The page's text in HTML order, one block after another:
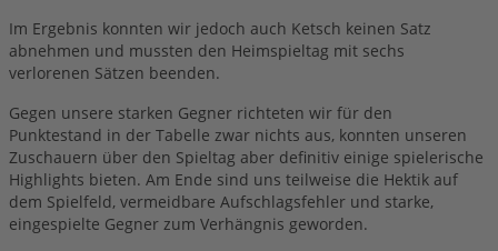
Im Ergebnis konnten wir jedoch auch Ketsch keinen Satz
abnehmen und mussten den Heimspieltag mit sechs
verlorenen Sätzen beenden.
Gegen unsere starken Gegner richteten wir für den
Punktestand in der Tabelle zwar nichts aus, konnten unseren
Zuschauern über den Spieltag aber definitiv einige spielerische
Highlights bieten. Am Ende sind uns teilweise die Hektik auf
dem Spielfeld, vermeidbare Aufschlagsfehler und starke,
eingespielte Gegner zum Verhängnis geworden.